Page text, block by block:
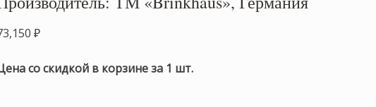
₽
со скидкой в корзине за 1 шт.